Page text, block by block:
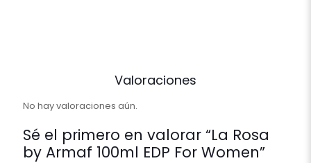
Valoraciones
No hay valoraciones aún.
Sé el primero en valorar “La Rosa
by Armaf 100ml EDP For Women”